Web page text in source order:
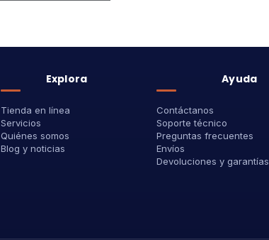
Explora
Tienda en línea
Servicios
Quiénes somos
Blog y noticias
Ayuda
Contáctanos
Soporte técnico
Preguntas frecuentes
Envíos
Devoluciones y garantías